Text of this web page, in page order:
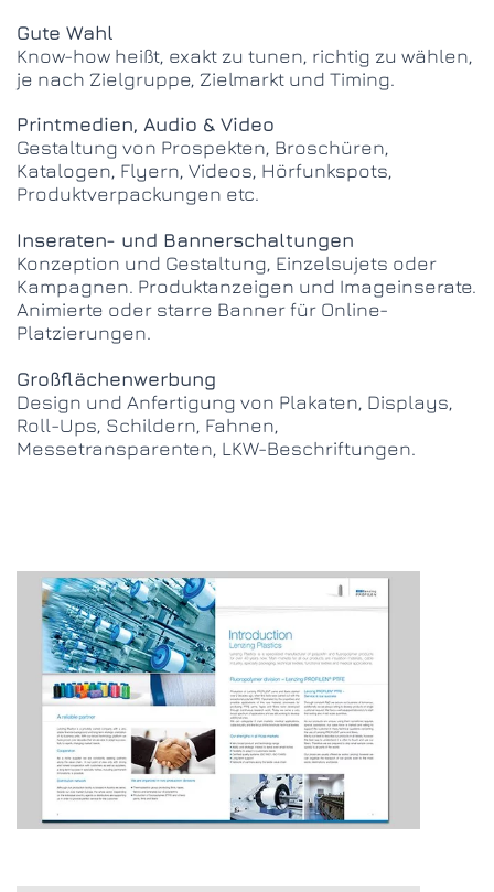
Gute Wahl
Know-how heißt, exakt zu tunen, richtig zu wählen,
je nach Zielgruppe, Zielmarkt und Timing.
Printmedien, Audio & Video
Gestaltung von Prospekten, Broschüren,
Katalogen, Flyern, Videos, Hörfunkspots,
Produktverpackungen etc.
Inseraten- und Bannerschaltungen
Konzeption und Gestaltung, Einzelsujets oder
Kampagnen. Produktanzeigen und Imageinserate.
Animierte oder starre Banner für Online-
Platzierungen.
Großflächenwerbung
Design und Anfertigung von Plakaten, Displays,
Roll-Ups, Schildern, Fahnen,
Messetransparenten, LKW-Beschriftungen.